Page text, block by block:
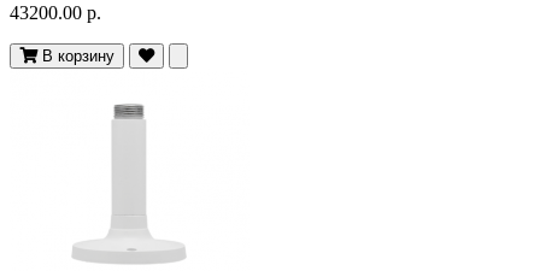
43200.00 р.
В корзину